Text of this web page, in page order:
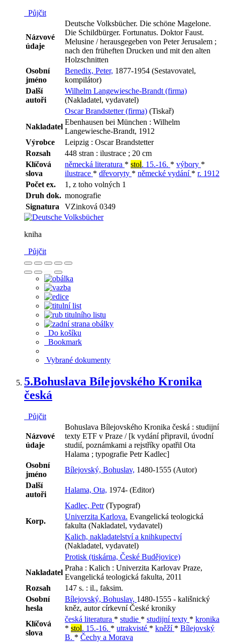
Půjčit
Názvové
údaje
Deutsche Volksbücher. Die schöne Magelone.
Die Schildbürger. Fortunatus. Doktor Faust.
Melusine / herausgegeben von Peter Jerusalem ;
nach den früheften Drucken und mit den alten
Holzschnitten
Osobní
jméno
Benedix, Peter, 1877-1954 (Sestavovatel,
kompilátor)
Další
autoři
Wilhelm Langewiesche-Brandt (firma)
(Nakladatel, vydavatel)
Oscar Brandstetter (firma) (Tiskař)
Nakladatel
Ebenhausen bei München : Wilhelm
Langewiesche-Brandt, 1912
Výrobce
Leipzig : Oscar Brandstetter
Rozsah
448 stran : ilustrace ; 20 cm
Klíčová
slova
německá literatura * stol. 15.-16. * výbory *
ilustrace * dřevoryty * německé vydání * r. 1912
Počet ex.
1, z toho volných 1
Druh dok. monografie
Signatura
VZinková 0349
kniha
Půjčit
Do košíku
Bookmark
Vybrané dokumenty
5.Bohuslava Bílejovského Kronika
česká
Půjčit
Názvové
údaje
Bohuslava Bílejovského Kronika česká : studijní
texty ETF v Praze / [k vydání připravil, úvodní
studií, poznámkami a rejstříky opatřil Ota
Halama ; typografie Petr Kadlec]
Osobní
jméno
Bílejovský, Bohuslav, 1480-1555 (Autor)
Další
autoři
Halama, Ota, 1974- (Editor)
Kadlec, Petr(Typograf)
Korp.
Univerzita Karlova. Evangelická teologická
fakulta (Nakladatel, vydavatel)
Kalich, nakladatelství a knihkupectví
(Nakladatel, vydavatel)
Protisk (tiskárna, České Budějovice)
Nakladatel
Praha : Kalich : Univerzita Karlovav Praze,
Evangelická teologická fakulta, 2011
Rozsah
147 s. : il., faksim.
Osobní
hesla
Bílejovský, Bohuslav, 1480-1555 - kališnický
kněz, autor církevní České kroniky
Klíčová
slova
česká literatura * studie * studijní texty * kronika
* stol. 15.-16. * utrakvisté * kněží * Bílejovský
B. * Čechy a Morava